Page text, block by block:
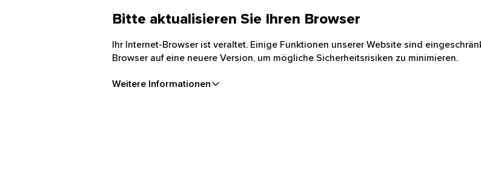
Bitte aktualisieren Sie Ihren Browser
Ihr Internet-Browser ist veraltet. Einige Funktionen unserer Website sind
Browser auf eine neuere Version, um mögliche Sicherheitsrisiken zu minimieren.
Weitere Informationen